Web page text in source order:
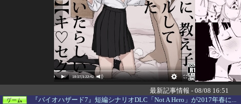
最新記事情報 - 08/08 16:51
『バイオハザード7』短編シナリオDLC「Not A Hero」が2017年春に...